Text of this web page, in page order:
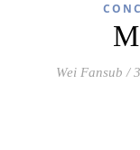
Wei Fansub /